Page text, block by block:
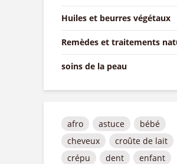
Huiles et beurres végétaux
Remèdes et traitements
soins de la peau
afro astuce
bébé
cheveux
croûte de lait
crépu
dent
enfant